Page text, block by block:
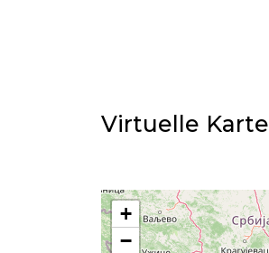
Virtuelle Karte​
+
−